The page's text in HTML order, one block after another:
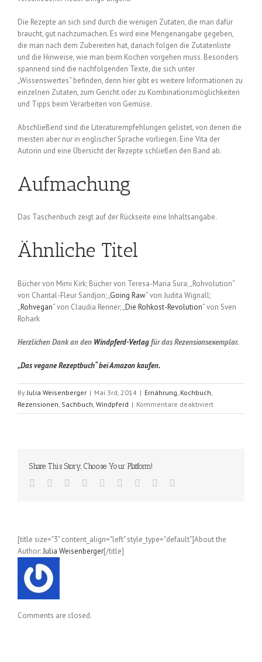
Die Rezepte an sich sind durch die wenigen Zutaten, die man dafür
braucht, gut nachzumachen. Es wird eine Mengenangabe gegeben,
die man nach dem Zubereiten hat, danach folgen die Zutatenliste
und die Hinweise, wie man beim Kochen vorgehen muss. Besonders
spannend sind die nachfolgenden Texte, die sich unter
„Wissenswertes“ befinden, denn hier gibt es weitere Informationen zu
einzelnen Zutaten, zum Gericht oder zu Kombinationsmöglichkeiten
und Tipps beim Verarbeiten von Gemüse.
Abschließend sind die Literaturempfehlungen gelistet, von denen die
meisten aber nur in englischer Sprache vorliegen. Eine Vita der
Autorin und eine Übersicht der Rezepte schließen den Band ab.
Aufmachung
Das Taschenbuch zeigt auf der Rückseite eine Inhaltsangabe.
Ähnliche Titel
Bücher von Mimi Kirk; Bücher von Teresa-Maria Sura; „Rohvolution“
von Chantal-Fleur Sandjon; „Going Raw“ von Judita Wignall;
„Rohvegan“ von Claudia Renner; „Die Rohkost-Revolution“ von Sven
Rohark
Herzlichen Dank an den Windpferd-Verlagfür das Rezensionsexemplar.
„Das vegane Rezeptbuch“ bei Amazon kaufen.
By Julia Weisenberger | Mai 3rd, 2014 | Ernährung Kochbuch
Rezensionen Sachbuch Windpferd | Kommentare deaktiviertfür
Das
Share This Story, Choose Your Platform!
[title size="3" content_align="left" style_type="default"]About the
Author:Julia Weisenberger[/title]
Comments are closed.